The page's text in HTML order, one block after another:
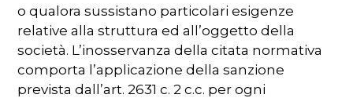
o qualora sussistano particolari esigenze
relative alla struttura ed all’oggetto della
società. L’inosservanza della citata normativa
comporta l’applicazione della sanzione
prevista dall’art. 2631 c. 2 c.c. per ogni